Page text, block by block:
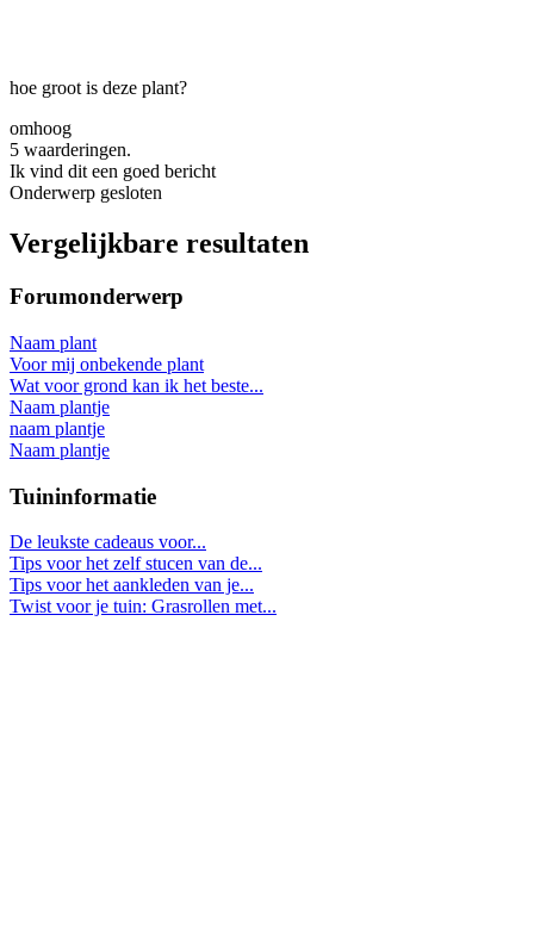
hoe groot is deze plant?
omhoog
5 waarderingen.
Ik vind dit een goed bericht
Onderwerp gesloten
Vergelijkbare resultaten
Forumonderwerp
Naam plant
Voor mij onbekende plant
Wat voor grond kan ik het beste...
Naam plantje
naam plantje
Naam plantje
Tuininformatie
De leukste cadeaus voor...
Tips voor het zelf stucen van de...
Tips voor het aankleden van je...
Twist voor je tuin: Grasrollen met...